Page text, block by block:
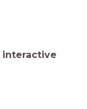
interactive